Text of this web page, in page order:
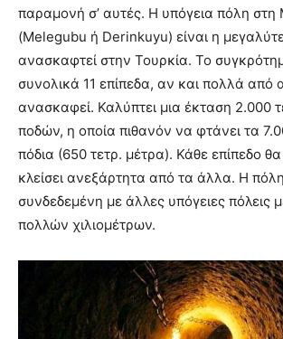
παραμονή σ’ αυτές. Η υπόγεια πόλη
(Melegubu ή Derinkuyu) είναι η
ανασκαφτεί στην Τουρκία. Το
συνολικά 11 επίπεδα, αν και πολλά από
ανασκαφεί. Καλύπτει μια έκταση 2.000
ποδών, η οποία πιθανόν να φτάνει τα
πόδια (650 τετρ. μέτρα). Κάθε επίπεδο
κλείσει ανεξάρτητα από τα άλλα. Η πόλη
συνδεδεμένη με άλλες υπόγειες πόλεις
πολλών χιλιομέτρων.